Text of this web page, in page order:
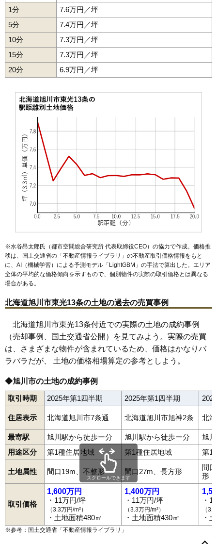
44 9条通
45 東6条 9.5万円
46 春光5条 9.5万円
47 緑が丘3条 9.4万円
48 旭町1条 9.4万円
50 末広1条
51 東光14条
53
東光11条
55 神楽3条 9.1万円 823万円
56 川端町4条 809万円
57
9.1万円
東光16条 9.1万円 681万円 14.4%
62 緑が丘東5条 9.1万円 681万円 18.7%
63
65 東5条 9.0万円 649万円 15.1%
66 豊岡12条 9.0万円 674万円 14.1%
67 春光4条 9.0万円 592万円 10.1%
68 神楽4条 9.0万円 752万円 12.5%
69 東光1条 8.9万円 752万円
70 豊岡13条 8.9万円
71 東光22条 8.9万円 560万円 30.1%
72 緑町 8.8万円 554万円 17.0%
73 神楽岡4条 8.8万円 697万円 15.8%
74 春光1条 8.8万円 578万円 5.8%
75 川端町2条 8.8万円 482万円 5.2%
8.7万円 9.9%
77 神楽5条 8.7万円 615万円 11.4%
東光20条 745万円 9.8%
79 神楽岡5条 679万円
神楽岡2条 8.7万円 704万円 20.3%
81 東光19条 8.7万円
1分
7.6万円／坪
5分
7.4万円／坪
10分
7.3万円／坪
15分
7.3万円／坪
20分
6.9万円／坪
※水谷昂太郎氏（都市空間総合研究所 代表取締役CEO）の協力で作成。価格推
移は、国土交通省の「不動産情報ライブラリ 」の不動産取引価格情報をもと
に、AI（機械学習）による予測モデル「LightGBM」の手法で算出した。エリア
全体の平均的な価格傾向を示すもので、個別物件の実際の取引価格とは異なる
場合がある。
北海道旭川市東光13条の土地の過去の売買事例
北海道旭川市東光13条付近での実際の土地の成約事例
（売却事例、国土交通省公開）を見てみよう。実際の売買
は、さまざまな物件が含まれているため、価格はかなりバ
ラバラだが、 土地の価格相場算定の参考としよう。
◆旭川市の土地の成約事例
取引時期 2025年第1四半期 2025年第1四半期
住居表示 北海道旭川市7条通 北海道旭川市旭神2条 北
最寄駅 旭川駅から徒歩ー分 旭川駅から徒歩ー分
旭
用途区分
第1種住居地域 第1種住居地域 第1
土地属性 間口19m、不整形 間口27m、長方形
間
形
取引価格
1,600万円
・11万円/坪
（3.3万円/m²）
・土地面積480㎡
1,400万円
・11万円/坪
（3.3万円/m²）
・土地面積430㎡
・
（
・
スクロールできます
※参考：国土交通省「不動産情報ライブラリ 」
1条通 2条通3条通 3条西 4条通5条通 5条西 6条通 6条西
7条通
7条西8条通8条西9条通10条通11条通秋月1条秋月2条
秋月3条
曙1条曙2条曙3条旭岡旭町1条旭町2条大町1条
大町2条神楽1条神楽2条神楽3条神楽4条神楽5条神楽6条
神楽7条
神楽岡1条神楽岡2条神楽岡3条神楽岡4条神楽岡5条
神楽岡7条神楽岡8条神楽岡9条神楽岡10条神楽岡11条
神楽岡12条神楽岡13条神楽岡14条 神楽岡16条
神居1条
神居4条神居5条神居6条
神居8条
神居9条亀吉1条亀吉2条川端町2条川端町3条川端町4条
川端町5条旭神1条旭神2条 金星町工業団地1条
工業団地4条春光1条春光2条 春光3条春光4条春光5条
春光6条
春光7条春光台1条 春光台2条春光台3条春光台4条
春光町新星町新富1条 新富2条新富3条末広1条
末広2条末広3条末広4条末広5条末広6条末広7条末広8条
末広東1条末広東2条末広東3条住吉4条